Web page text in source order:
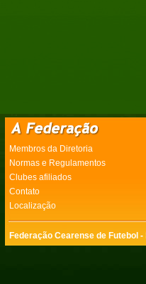
Membros da Diretoria
Normas e Regulamentos
Clubes afiliados
Contato
Localização
Federação Cearense de Futebol -